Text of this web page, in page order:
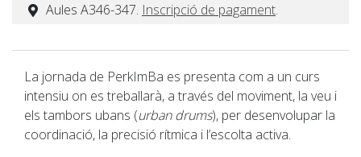
Aules A346-347. Inscripció de pagament.
La jornada de PerkImBa es presenta com a un curs
intensiu on es treballarà, a través del moviment, la veu i
els tambors ubans (urban drums), per desenvolupar la
coordinació, la precisió rítmica i l’escolta activa.